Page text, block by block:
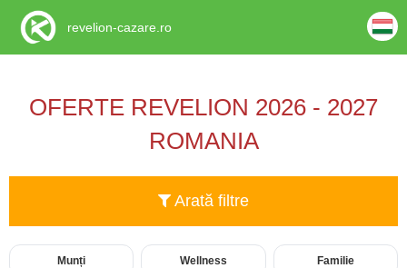
OFERTE REVELION 2026 - 2027
ROMANIA
Arată filtre
Munți Wellness Familie
revelion-cazare.ro